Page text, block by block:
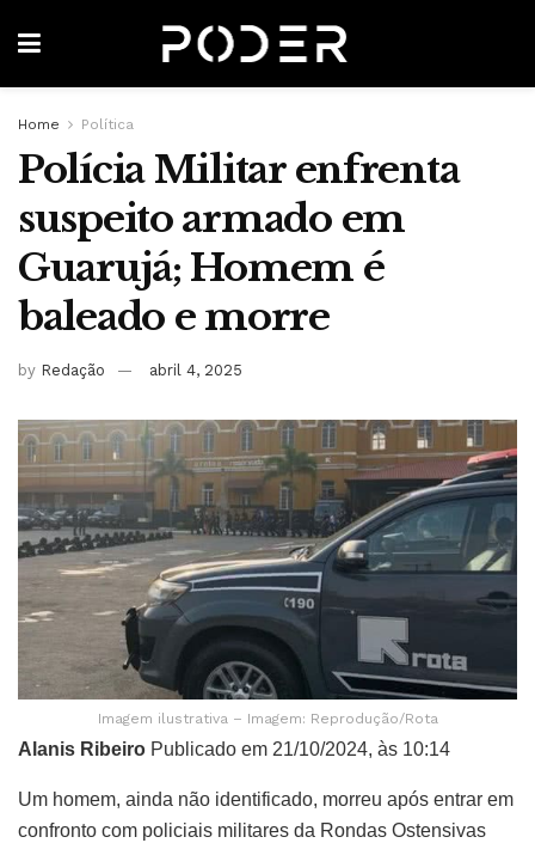
Home Política
Polícia Militar enfrenta
suspeito armado em
Guarujá; Homem é
baleado e morre
by Redação abril 4, 2025
Imagem ilustrativa – Imagem: Reprodução/Rota
Alanis Ribeiro Publicado em 21/10/2024, às 10:14
Um homem, ainda não identificado, morreu após entrar em
confronto com policiais militares da Rondas Ostensivas